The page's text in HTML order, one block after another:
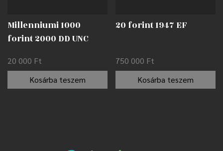
Millenniumi 1000
forint 2000 DD UNC
20 000 Ft
Kosárba teszem
20 forint 1947 EF
750 000 Ft
Kosárba teszem